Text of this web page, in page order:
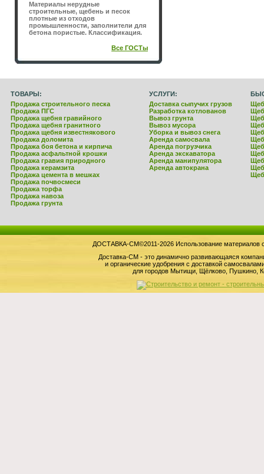
Материалы нерудные
строительные, щебень и песок
плотные из отходов
промышленности, заполнители для
бетона пористые. Классификация.
Все ГОСТы
ТОВАРЫ: УСЛУГИ:
Продажа строительного песка
Продажа ПГС
Продажа щебня гравийного
Продажа щебня гранитного
Продажа щебня известнякового
Продажа доломита
Продажа боя бетона и кирпича
Продажа асфальтной крошки
Продажа гравия природного
Продажа керамзита
Продажа цемента в мешках
Доставка сыпучих грузов
Разработка котлованов
Вывоз грунта
Вывоз мусора
Уборка и вывоз снега
Аренда самосвала
Аренда погрузчика
Аренда экскаватора
Аренда манипулятора
Аренда автокрана
Продажа почвосмеси
Продажа торфа
Продажа навоза
Продажа грунта
ДОСТАВКА-СМ©2011-2026 Использование материалов
Доставка-СМ - это динамично развивающаяся
и органические удобрения с доставкой
для городов Мытищи, Щёлково, Пушкино,